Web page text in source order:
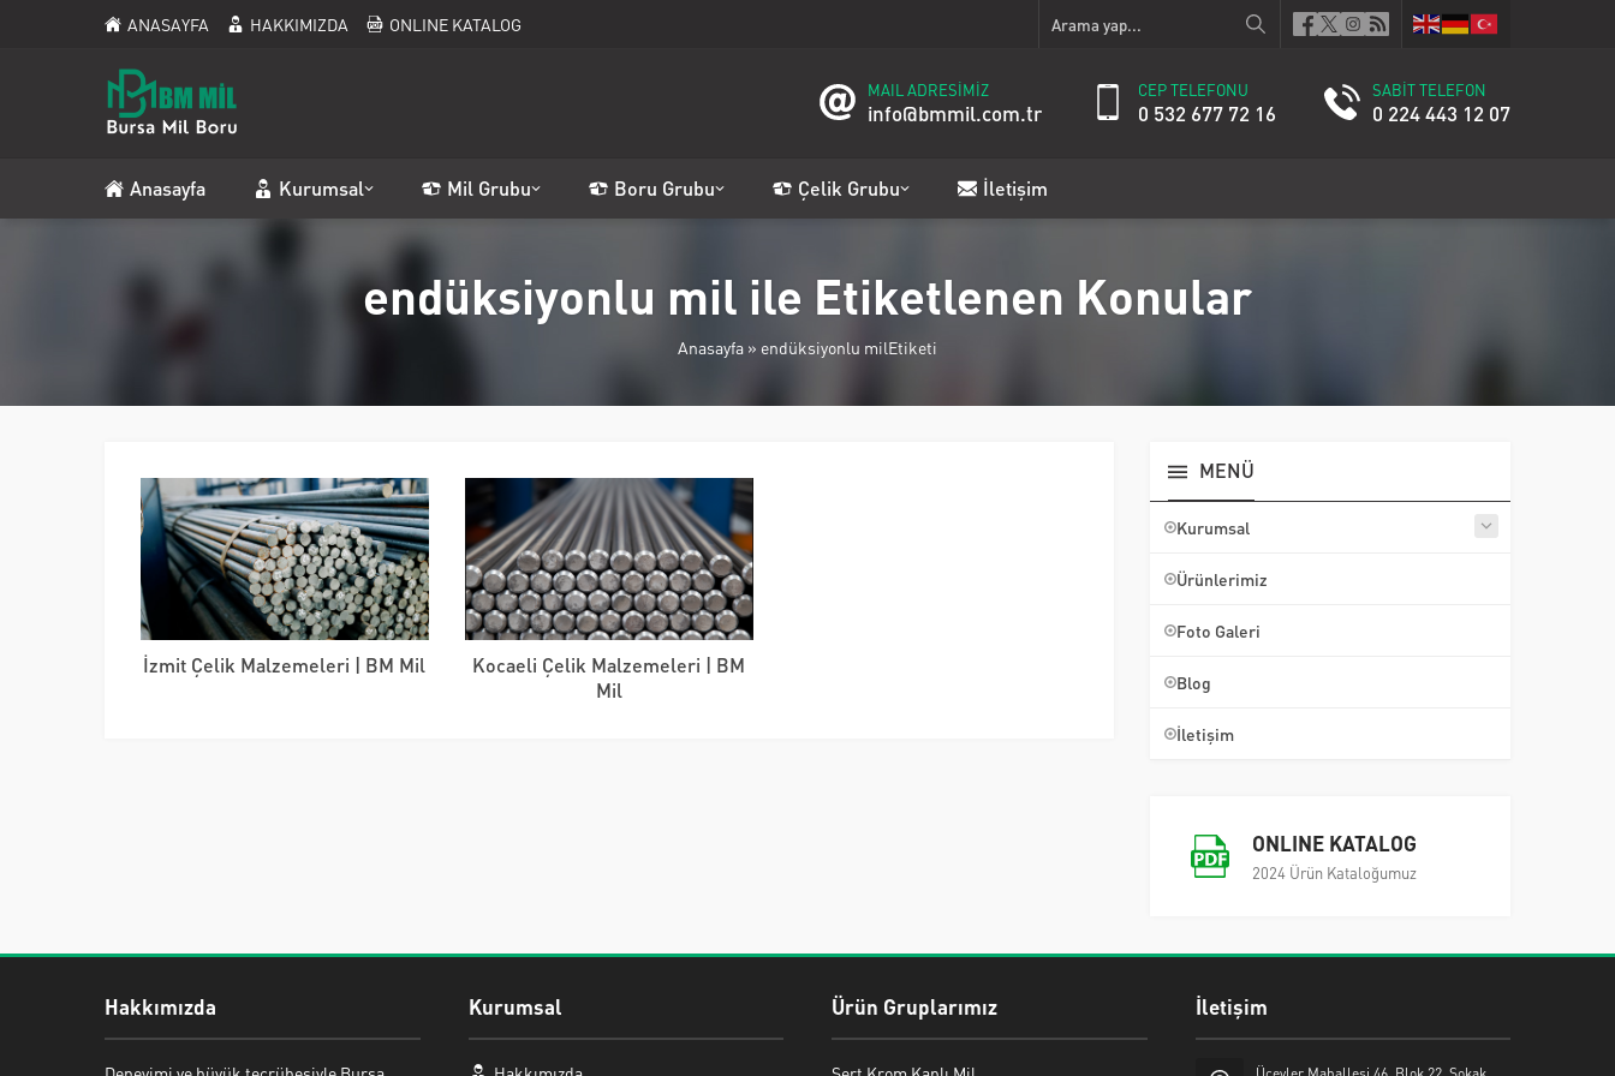
ANASAYFA HAKKIMIZDA ONLINE KATALOG
MAIL ADRESİMİZ
info@bmmil.com.tr
CEP TELEFONU
0 532 677 72 16
SABİT TELEFON
0 224 443 12 07
Anasayfa Kurumsal Mil Grubu Boru Grubu Çelik Grubu İletişim
endüksiyonlu mil ile Etiketlenen Konular
Anasayfa » endüksiyonlu milEtiketi
İzmit Çelik Malzemeleri | BM Mil
Kocaeli Çelik Malzemeleri | BM
Mil
MENÜ
Kurumsal
Ürünlerimiz
Foto Galeri
Blog
İletişim
ONLINE KATALOG
2024 Ürün Kataloğumuz
Hakkımızda Kurumsal Ürün Gruplarımız İletişim